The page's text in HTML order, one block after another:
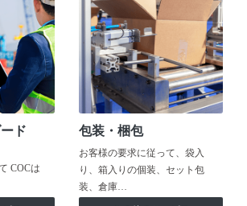
ド
COCは
包装・梱包
お客様の要求に従って、袋入
り、箱入りの個装、セット包
装、倉庫…